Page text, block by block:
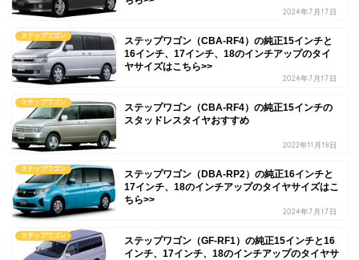
2024年7月17日
ステップワゴン
ステップワゴン（CBA-RF4）の純正15インチと
16インチ、17インチ、18のインチアップのタイ
ヤサイズはこちら>>
2024年7月17日
ステップワゴン
ステップワゴン（CBA-RF4）の純正15インチの
スタッドレスタイヤおすすめ
2022年11月18日
ステップワゴン
ステップワゴン（DBA-RP2）の純正16インチと
17インチ、18のインチアップのタイヤサイズはこ
ちら>>
2024年7月17日
ステップワゴン
ステップワゴン（GF-RF1）の純正15インチと16
インチ、17インチ、18のインチアップのタイヤサ